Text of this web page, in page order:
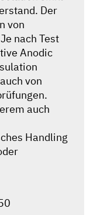
Der
von
nach Test
Anodic
von
auch
Handling